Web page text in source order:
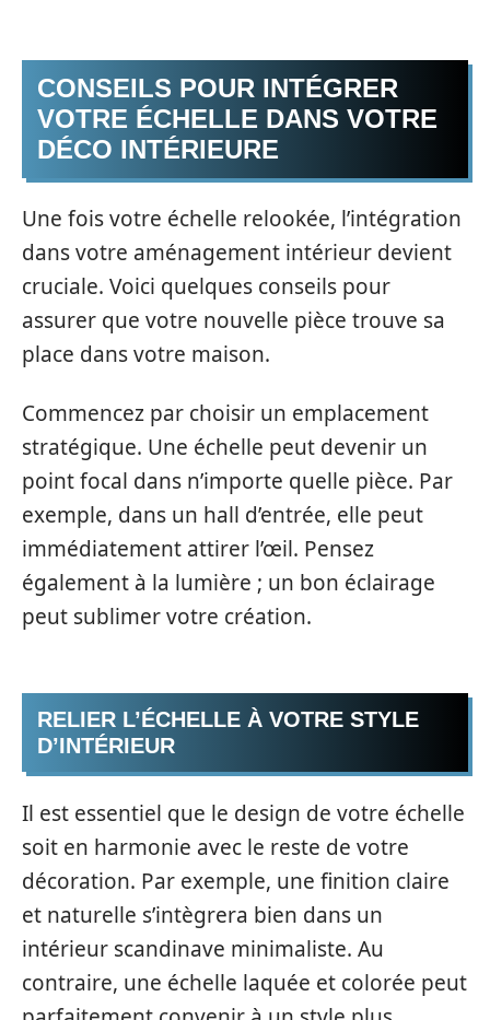
CONSEILS POUR INTÉGRER
VOTRE ÉCHELLE DANS VOTRE
DÉCO INTÉRIEURE
Une fois votre échelle relookée, l’intégration
dans votre aménagement intérieur devient
cruciale. Voici quelques conseils pour
assurer que votre nouvelle pièce trouve sa
place dans votre maison.
Commencez par choisir un emplacement
stratégique. Une échelle peut devenir un
point focal dans n’importe quelle pièce. Par
exemple, dans un hall d’entrée, elle peut
immédiatement attirer l’œil. Pensez
également à la lumière ; un bon éclairage
peut sublimer votre création.
RELIER L’ÉCHELLE À VOTRE STYLE
D’INTÉRIEUR
Il est essentiel que le design de votre échelle
soit en harmonie avec le reste de votre
décoration. Par exemple, une finition claire
et naturelle s’intègrera bien dans un
intérieur scandinave minimaliste. Au
contraire, une échelle laquée et colorée peut